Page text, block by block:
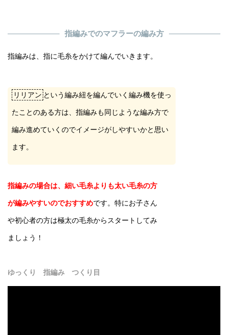
指編みでのマフラーの編み方
指編みは、指に毛糸をかけて編んでいきます。
リリアン という編み紐を編んでいく編み機を使っ
たことのある方は、指編みも同じような編み方で
編み進めていくのでイメージがしやすいかと思い
ます。
指編みの場合は、細い毛糸よりも太い毛糸の方
が編みやすいのでおすすめです。特にお子さん
や初心者の方は極太の毛糸からスタートしてみ
ましょう！
ゆっくり 指編み つくり目